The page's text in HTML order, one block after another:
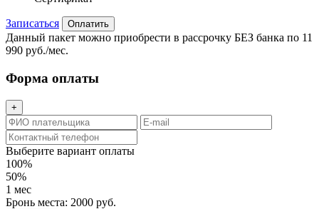
Записаться Оплатить
Данный пакет можно приобрести в рассрочку БЕЗ банка по 11
990 руб./мес.
Форма оплаты
+
Выберите вариант оплаты
100%
50%
1 мес
Бронь места: 2000 руб.